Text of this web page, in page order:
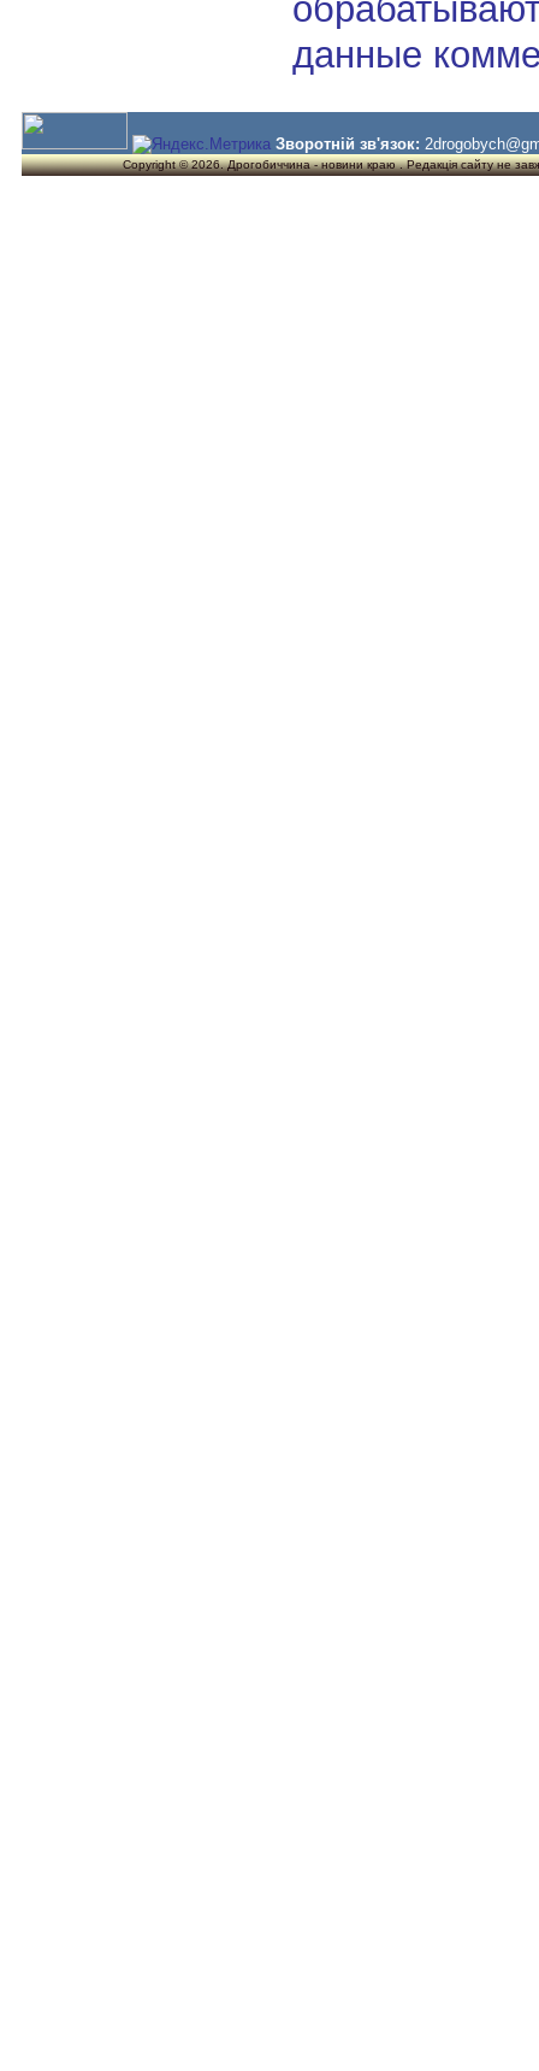
данные
Зворотній зв'язок:
Copyright © 2026. Дрогобиччина - новини краю . Редакція сайту не